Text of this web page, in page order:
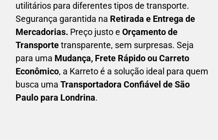
utilitários para diferentes tipos de transporte.
Segurança garantida na Retirada e Entrega de
Mercadorias. Preço justo e Orçamento de
Transportetransparente, sem surpresas. Seja
para uma Mudança, Frete Rápido ou Carreto
Econômico, a Karretoé a solução ideal para quem
busca uma Transportadora Confiável de São
Paulo para Londrina.